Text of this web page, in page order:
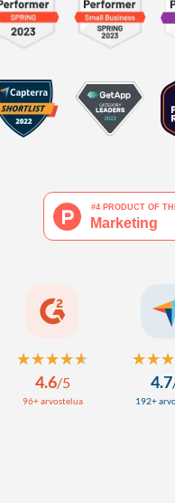
★★★★★
★★★★★
4.6/5
96+ arvostelua
4.7
192+